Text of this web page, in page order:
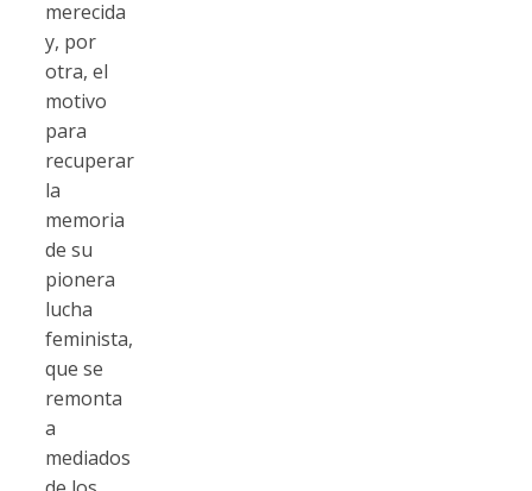
merecida
y, por
otra, el
motivo
para
recuperar
la
memoria
de su
pionera
lucha
feminista,
que se
remonta
a
mediados